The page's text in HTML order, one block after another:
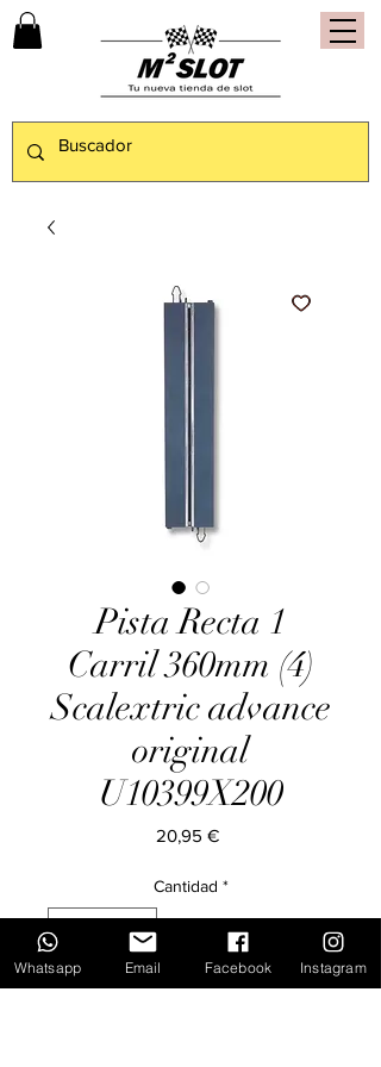
Pista Recta 1
Carril 360mm (4)
Scalextric advance
original
U10399X200
20,95 €Precio
Cantidad *
Whatsapp Email Facebook Instagram